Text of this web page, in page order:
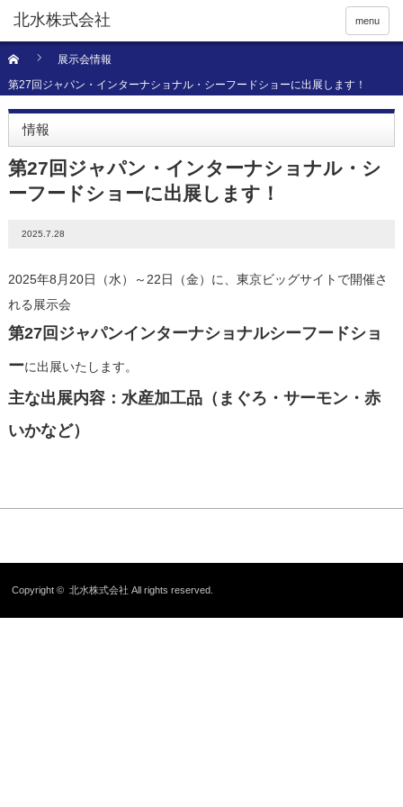
menu
展示会情報
第27回ジャパン・インターナショナル・シーフードショーに出展します！
情報
第27回ジャパン・インターナショナル・シ
ーフードショーに出展します！
2025.7.28
2025年8月20日（水）～22日（金）に、東京ビッグサイトで開催さ
れる展示会
第27回ジャパンインターナショナルシーフードショ
ーに出展いたします。
主な出展内容：水産加工品（まぐろ・サーモン・赤
いかなど）
Copyright ©北水株式会社 All rights reserved.